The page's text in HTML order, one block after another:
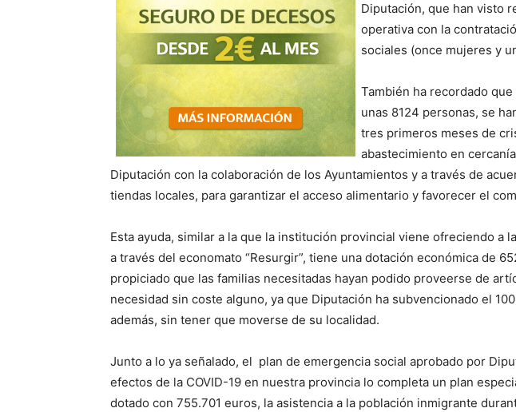
Diputación, que han visto
operativa con la
sociales (once mujeres y
También ha recordado
unas 8124 personas, se
tres primeros meses de
abastecimiento en
Diputación con la colaboración de los Ayuntamientos y a través de
tiendas locales, para garantizar el acceso alimentario y favorecer el
Esta ayuda, similar a la que la institución provincial viene ofreciendo a
a través del economato “Resurgir”, tiene una dotación económica de
propiciado que las familias necesitadas hayan podido proveerse de
necesidad sin coste alguno, ya que Diputación ha subvencionado el
además, sin tener que moverse de su localidad.
Junto a lo ya señalado, el plan de emergencia social aprobado por
efectos de la COVID-19 en nuestra provincia lo completa un plan
dotado con 755.701 euros, la asistencia a la población inmigrante